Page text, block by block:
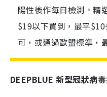
陽性後作每日檢測。精
$19以下買到，最平
可，或通過歐盟標準，
DEEPBLUE 新型冠狀病